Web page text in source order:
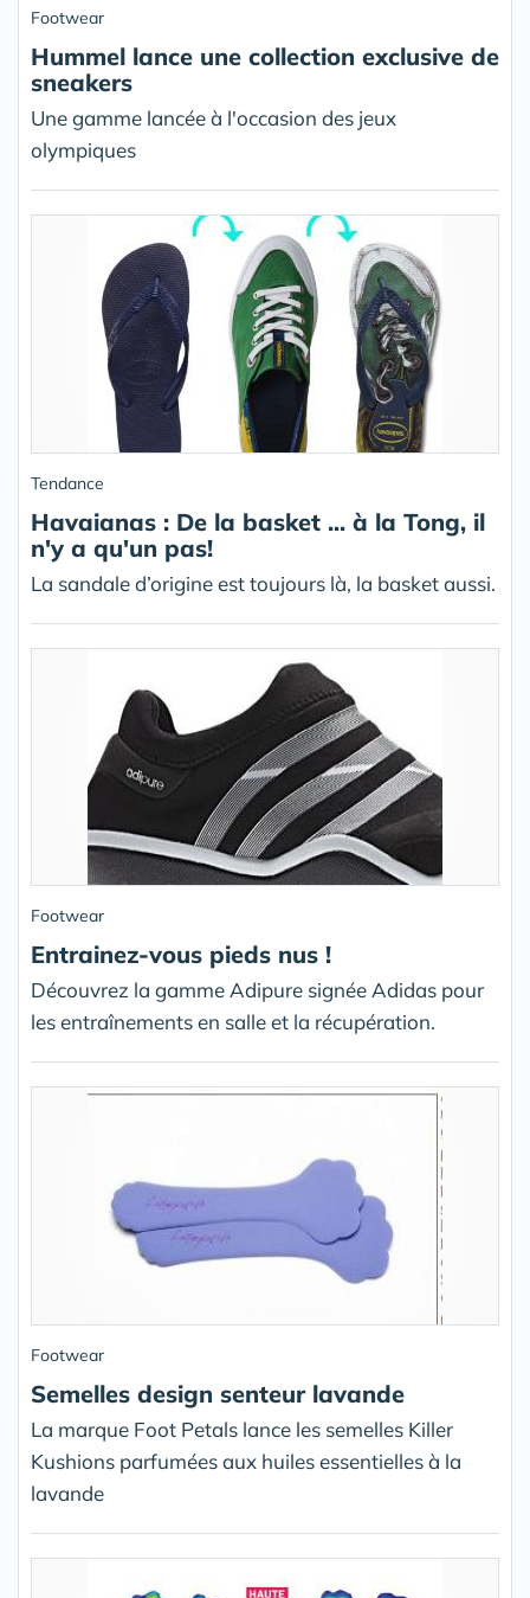
Footwear
Hummel lance une collection exclusive de
sneakers
Une gamme lancée à l'occasion des jeux
olympiques
Tendance
Havaianas : De la basket ... à la Tong, il
n'y a qu'un pas!
La sandale d’origine est toujours là, la basket aussi.
Footwear
Entrainez-vous pieds nus !
Découvrez la gamme Adipure signée Adidas pour
les entraînements en salle et la récupération.
Footwear
Semelles design senteur lavande
La marque Foot Petals lance les semelles Killer
Kushions parfumées aux huiles essentielles à la
lavande